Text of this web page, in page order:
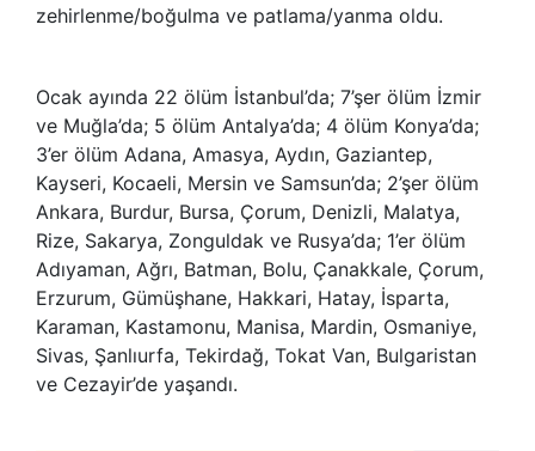
zehirlenme/boğulma ve patlama/yanma oldu.
Ocak ayında 22 ölüm İstanbul’da; 7’şer ölüm İzmir
ve Muğla’da; 5 ölüm Antalya’da; 4 ölüm Konya’da;
3’er ölüm Adana, Amasya, Aydın, Gaziantep,
Kayseri, Kocaeli, Mersin ve Samsun’da; 2’şer ölüm
Ankara, Burdur, Bursa, Çorum, Denizli, Malatya,
Rize, Sakarya, Zonguldak ve Rusya’da; 1’er ölüm
Adıyaman, Ağrı, Batman, Bolu, Çanakkale, Çorum,
Erzurum, Gümüşhane, Hakkari, Hatay, İsparta,
Karaman, Kastamonu, Manisa, Mardin, Osmaniye,
Sivas, Şanlıurfa, Tekirdağ, Tokat Van, Bulgaristan
ve Cezayir’de yaşandı.